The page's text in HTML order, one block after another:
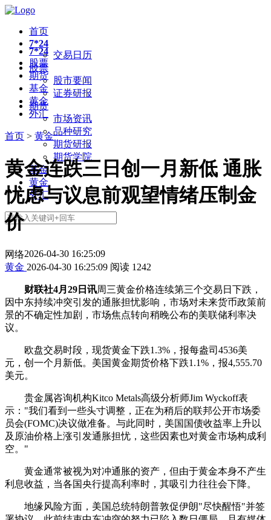
首页
7*24
交易日历
股票
股市要闻
证券研报
期货
市场资讯
品种研究
期货研报
期货学院
基金
黄金
外汇
7*24
股票
期货
基金
黄金
外汇
首页 > 黄金
黄金连跌三日创一月新低 通胀
忧虑与议息前观望情绪压制金
价
网络2026-04-30 16:25:09
黄金 2026-04-30 16:25:09 阅读 1242
财联社4月29日讯周三黄金价格连续第三个交易日下跌，
因中东持续冲突引发的通胀担忧影响，市场对未来货币政策前
景的不确定性加剧，市场焦点转向稍晚公布的美联储利率决
议。
欧盘交易时段，现货黄金下跌1.3%，报每盎司4536美
元，创一个月新低。 美国黄金期货价格下跌1.1%，报4,555.70
美元。
贵金属咨询机构Kitco Metals高级分析师Jim Wyckoff表
示："我们看到一些头寸调整，正在为稍后的联邦公开市场委
员会(FOMC)决议做准备。与此同时，美国国债收益率上升以
及原油价格上涨引发通胀担忧，这些因素也对黄金市场构成利
空。"
黄金通常被视为对冲通胀的资产，但由于黄金本身不产生
利息收益，当各国央行提高利率时，其吸引力往往会下降。
地缘风险方面，美国总统特朗普敦促伊朗"尽快醒悟"并签